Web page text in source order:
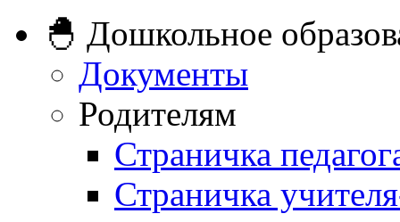
🐣 Дошкольное
Документы
Родителям
Страничка
Страничка